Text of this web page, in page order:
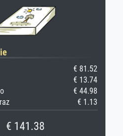
€ 81.52
€ 13.74
€ 44.98
€ 1.13
€ 141.38